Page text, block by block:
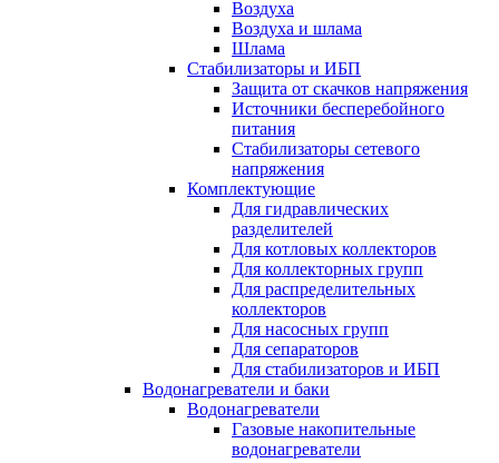
Воздуха
Воздуха и шлама
Шлама
Стабилизаторы и ИБП
Защита от скачков напряжения
Источники бесперебойного
питания
Стабилизаторы сетевого
напряжения
Комплектующие
Для гидравлических
разделителей
Для котловых коллекторов
Для коллекторных групп
Для распределительных
коллекторов
Для насосных групп
Для сепараторов
Для стабилизаторов и ИБП
Водонагреватели и баки
Водонагреватели
Газовые накопительные
водонагреватели